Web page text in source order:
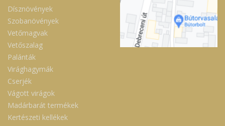
Dísznövények
Szobanövények
Vetőmagvak
Vetőszalag
Palánták
Virághagymák
Cserjék
Vágott virágok
Madárbarát termékek
Kertészeti kellékek